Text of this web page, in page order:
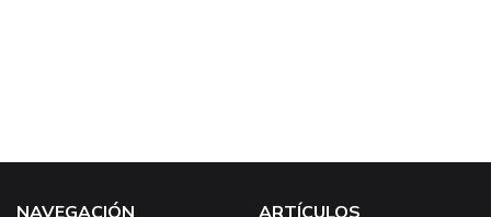
NAVEGACIÓN ARTÍCULOS